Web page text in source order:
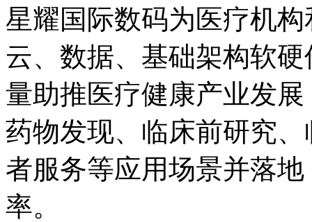
星耀国际数码为医疗机
云、数据、基础架构
量助推医疗健康产业发展
药物发现、临床前研究
者服务等应用场景并落地
率。